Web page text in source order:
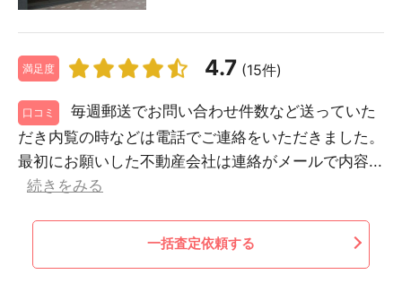
満足度 4.7 (15件)
口コミ
毎週郵送でお問い合わせ件数など送っていた
だき内覧の時などは電話でご連絡をいただきました。
最初にお願いした不動産会社は連絡がメールで内容...
続きをみる
一括査定依頼する